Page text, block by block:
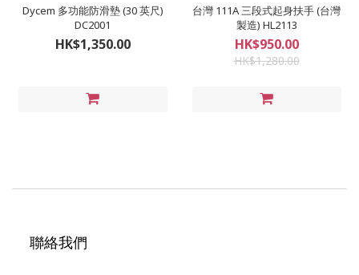
Dycem 多功能防滑墊 (30 英尺)
DC2001
HK$1,350.00
台灣 111A 三段式起身扶手 (台灣
製造) HL2113
HK$950.00
HK$1,280.00
聯絡我們